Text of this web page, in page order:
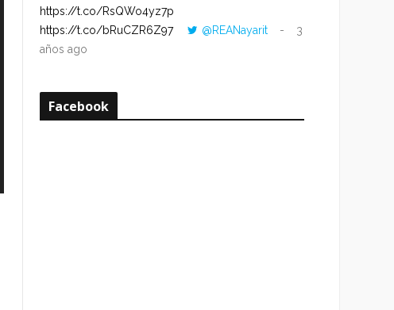
https://t.co/RsQWo4yz7p
https://t.co/bRuCZR6Z97
@REANayarit
3
años ago
Facebook